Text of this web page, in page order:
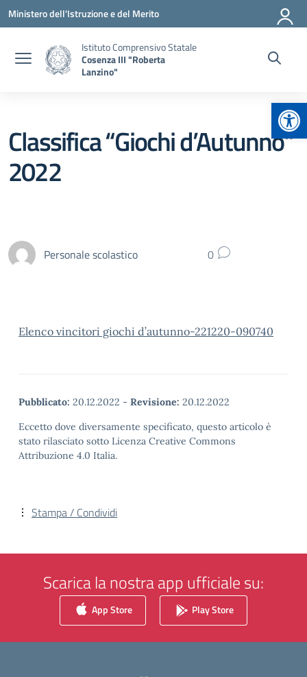
Vai ai contenuti
Vai al menu di navigazione
Vai al footer
Ministero dell'Istruzione e del Merito
Istituto Comprensivo Statale
Cosenza III "Roberta
Lanzino"
Classifica “Giochi d’Autunno”
2022
Personale scolastico 0
Elenco vincitori giochi d’autunno-221220-090740
Pubblicato: 20.12.2022 - Revisione: 20.12.2022
Eccetto dove diversamente specificato, questo articolo è
stato rilasciato sotto Licenza Creative Commons
Attribuzione 4.0 Italia.
Stampa / Condividi
Scarica la nostra app ufficiale su:
App Store Play Store